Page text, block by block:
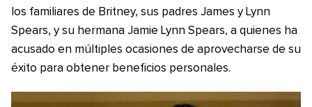
los familiares de Britney, sus padres James y Lynn
Spears, y su hermana Jamie Lynn Spears, a quienes ha
acusado en múltiples ocasiones de aprovecharse de su
éxito para obtener beneficios personales.